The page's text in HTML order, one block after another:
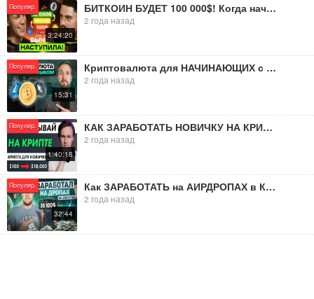
Популяр.
3:24:20
БИТКОИН БУДЕТ 100 000$! Когда начнется АЛЬТСЕЗОН, будущее NOTCOIN и как ЗАРАБОТАТЬ новичку в крипте?
2 года назад
Популяр.
15:31
Криптовалюта для НАЧИНАЮЩИХ с нуля / Как начать зарабатывать на КРИПТЕ новичку в 2024 году?
2 года назад
Популяр.
1:40:18
КАК ЗАРАБОТАТЬ НОВИЧКУ НА КРИПТЕ В 2024
2 года назад
Популяр.
32:44
Как ЗАРАБОТАТЬ на АИРДРОПАХ в КРИПТЕ новичку в 2024 [подробный гайд]!
2 года назад